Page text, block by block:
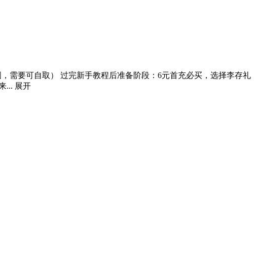
需要可自取） 过完新手教程后准备阶段：6元首充必买，选择李存礼
... 展开